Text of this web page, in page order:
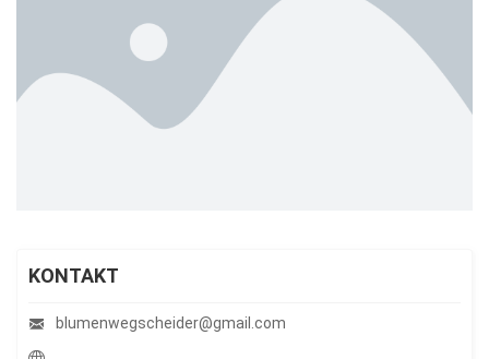
KONTAKT
blumenwegscheider@gmail.com